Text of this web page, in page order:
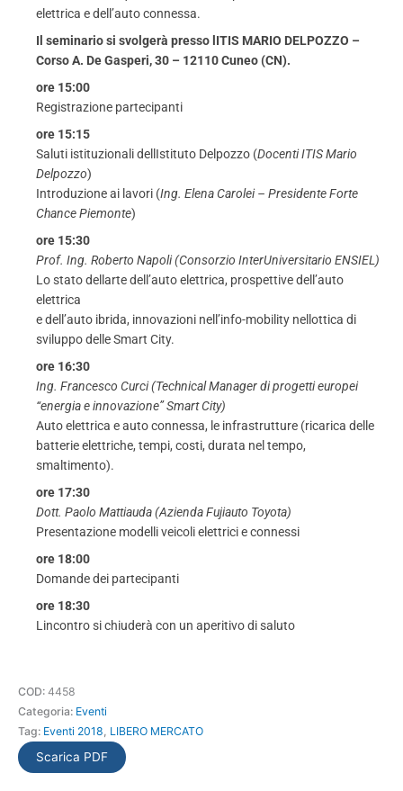
elettrica e dell’auto connessa.
Il seminario si svolgerà presso lITIS MARIO DELPOZZO –
Corso A. De Gasperi, 30 – 12110 Cuneo (CN).
ore 15:00
Registrazione partecipanti
ore 15:15
Saluti istituzionali dellIstituto Delpozzo (Docenti ITIS Mario
Delpozzo)
Introduzione ai lavori (Ing. Elena Carolei – Presidente Forte
Chance Piemonte)
ore 15:30
Prof. Ing. Roberto Napoli (Consorzio InterUniversitario ENSIEL)
Lo stato dellarte dell’auto elettrica, prospettive dell’auto
elettrica
e dell’auto ibrida, innovazioni nell’info-mobility nellottica di
sviluppo delle Smart City.
ore 16:30
Ing. Francesco Curci (Technical Manager di progetti europei
“energia e innovazione” Smart City)
Auto elettrica e auto connessa, le infrastrutture (ricarica delle
batterie elettriche, tempi, costi, durata nel tempo,
smaltimento).
ore 17:30
Dott. Paolo Mattiauda (Azienda Fujiauto Toyota)
Presentazione modelli veicoli elettrici e connessi
ore 18:00
Domande dei partecipanti
ore 18:30
Lincontro si chiuderà con un aperitivo di saluto
COD: 4458
Categoria: Eventi
Tag: Eventi 2018, LIBERO MERCATO
Scarica PDF